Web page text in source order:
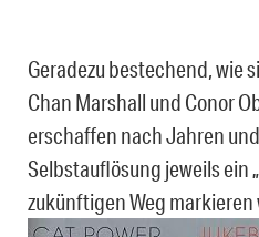
Geradezu bestechend, wie
Chan Marshall und Conor
erschaffen nach Jahren
Selbstauflösung jeweils ein
zukünftigen Weg markieren